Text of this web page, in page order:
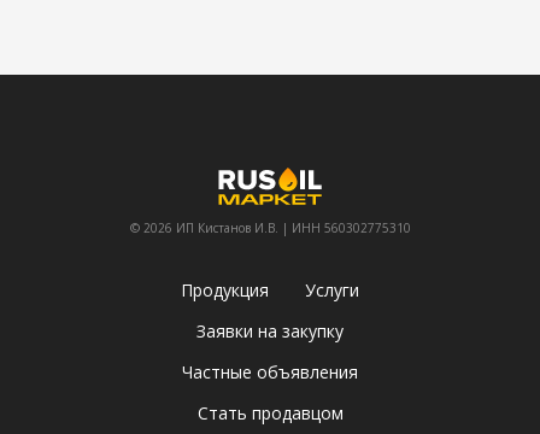
© 2026 ИП Кистанов И.В. | ИНН 560302775310
Продукция
Услуги
Заявки на закупку
Частные объявления
Стать продавцом